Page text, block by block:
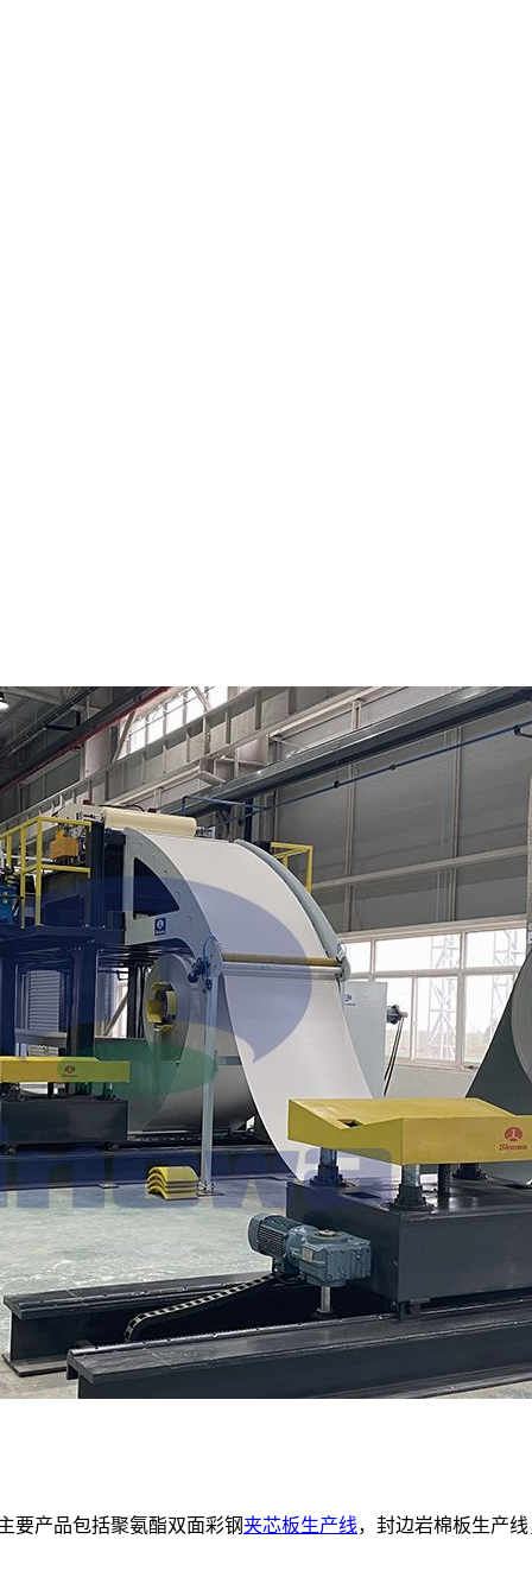
要产品包括聚氨酯双面彩钢夹芯板生产线，封边岩棉板生产